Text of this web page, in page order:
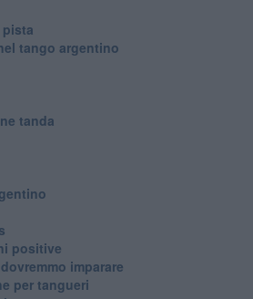
tango argentino
tanda
positive
imparare
per tangueri